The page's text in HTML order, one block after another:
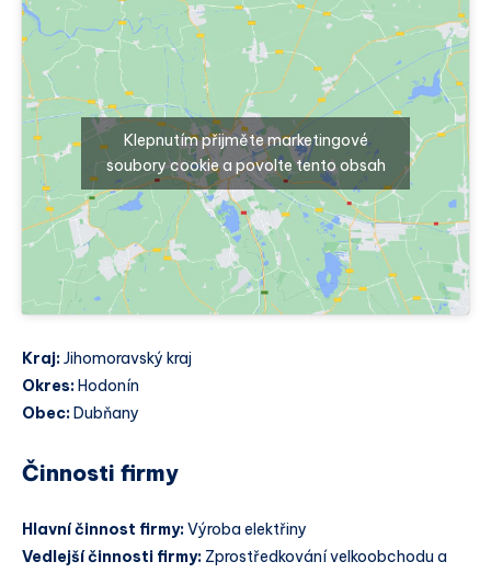
Klepnutím přijměte marketingové
soubory cookie a povolte tento obsah
Kraj:Jihomoravský kraj
Okres: Hodonín
Obec: Dubňany
Činnosti firmy
Hlavní činnost firmy:Výroba elektřiny
Vedlejší činnosti firmy: Zprostředkování velkoobchodu a